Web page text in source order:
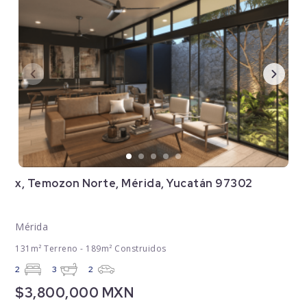
x, Temozon Norte, Mérida, Yucatán 97302
Mérida
131m² Terreno - 189m² Construidos
2 3 2
$3,800,000 MXN